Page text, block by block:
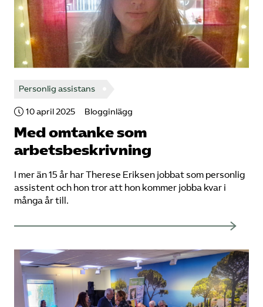
Personlig assistans
10 april 2025 Blogginlägg
Med omtanke som
arbetsbeskrivning
I mer än 15 år har Therese Eriksen jobbat som personlig
assistent och hon tror att hon kommer jobba kvar i
många år till.